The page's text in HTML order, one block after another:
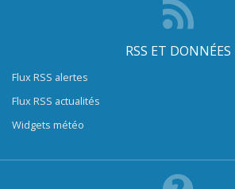
RSS ET DONNÉES
Flux RSS alertes
Flux RSS actualités
Widgets météo